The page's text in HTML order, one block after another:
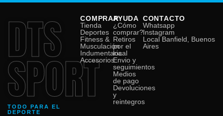
DTS
SPORT
TODO PARA EL
DEPORTE
COMPRAR
Tienda
Deportes
Fitness &
Musculación
Indumentaria
Accesorios
AYUDA
¿Cómo
comprar?
Retiros
por el
local
Envio y
seguimientos
Medios
de pago
Devoluciones
y
reintegros
CONTACTO
Whatsapp
Instagram
Local Banfield, Buenos
Aires